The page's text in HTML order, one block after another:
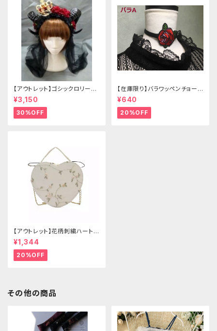
【アウトレット】ゴシックロリータ
ゴールドクラウン＆ホーン(ヴェ
ール付き)
¥3,150
30%OFF
【在庫限り】バラワッペンチョーカ
ー
¥640
20%OFF
【アウトレット】花柄刺繍ハートバ
ッグ
¥1,344
20%OFF
その他の商品